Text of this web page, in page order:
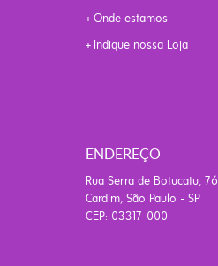
Onde estamos
Indique nossa Loja
ENDEREÇO
Rua Serra de Botucatu, 76
Cardim, São Paulo - SP
CEP: 03317-000